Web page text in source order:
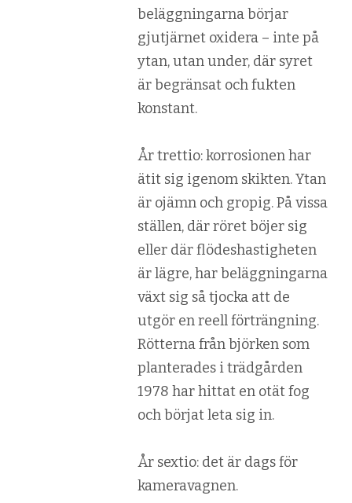
beläggningarna börjar
gjutjärnet oxidera – inte på
ytan, utan under, där syret
är begränsat och fukten
konstant.
År trettio: korrosionen har
ätit sig igenom skikten. Ytan
är ojämn och gropig. På vissa
ställen, där röret böjer sig
eller där flödeshastigheten
är lägre, har beläggningarna
växt sig så tjocka att de
utgör en reell förträngning.
Rötterna från björken som
planterades i trädgården
1978 har hittat en otät fog
och börjat leta sig in.
År sextio: det är dags för
kameravagnen.